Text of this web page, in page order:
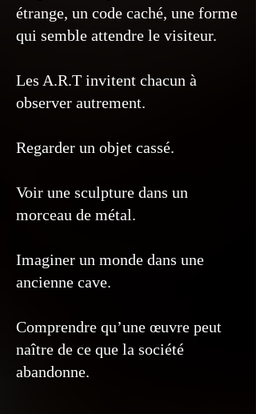
étrange, un code caché, une forme
qui semble attendre le visiteur.
Les A.R.T invitent chacun à
observer autrement.
Regarder un objet cassé.
Voir une sculpture dans un
morceau de métal.
Imaginer un monde dans une
ancienne cave.
Comprendre qu’une œuvre peut
naître de ce que la société
abandonne.